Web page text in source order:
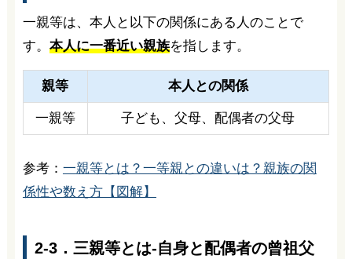
一親等は、本人と以下の関係にある人のことで
す。 本人に一番近い親族を指します。
親等 本人との関係
一親等 子ども、父母、配偶者の父母
参考： 一親等とは？一等親との違いは？親族の関
係性や数え方【図解】
2-3．三親等とは-自身と配偶者の曾祖父